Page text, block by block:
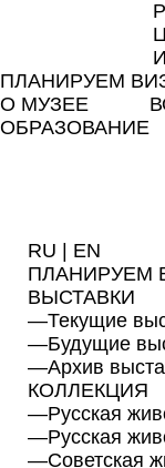
ПЛАНИРУЕМ
О МУЗЕЕ
ОБРАЗОВАНИЕ
RU
EN
ПЛАНИРУЕМ
ВЫСТАВКИ
—Текущие
—Будущие
—Архив
КОЛЛЕКЦИЯ
—Русская
—Русская
—Советская